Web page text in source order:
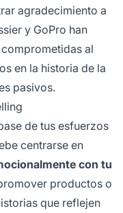
agradecimiento a
y GoPro han
al
en la historia de la
pasivos.
de tus esfuerzos
centrarse en
con tu
productos o
que reflejen